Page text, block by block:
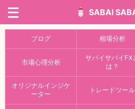
SABAI
ブログ 相場分析
市場心理分析
サバイサバイFX
は？
オリジナルインジケ
ーター
トレードツール